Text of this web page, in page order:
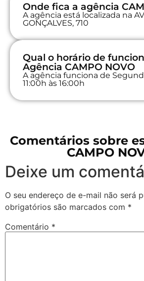
Onde fica a agência
A agência está localizada na
GONÇALVES, 710
Qual o horário de
Agência CAMPO NOVO
A agência funciona de
11:00h às 16:00h
Comentários sobre
CAMPO
Deixe um
O seu endereço de e-mail não será
obrigatórios são marcados com *
Comentário *